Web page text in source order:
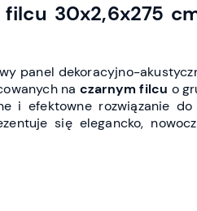
filcu 30x2,6x275
panel dekoracyjno-
na czarnym filcu o
i efektowne rozwiązanie
się elegancko,